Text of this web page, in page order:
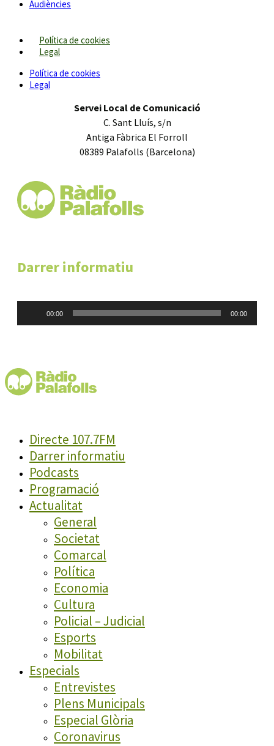
Audiències
Política de cookies
Legal
Política de cookies
Legal
Servei Local de Comunicació
C. Sant Lluís, s/n
Antiga Fàbrica El Forroll
08389 Palafolls (Barcelona)
Darrer informatiu
00:00 00:00
Directe 107.7FM
Darrer informatiu
Podcasts
Programació
Actualitat
General
Societat
Comarcal
Política
Economia
Cultura
Policial – Judicial
Esports
Mobilitat
Especials
Entrevistes
Plens Municipals
Especial Glòria
Coronavirus